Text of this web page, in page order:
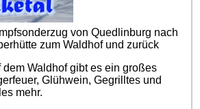
von Quedlinburg nach
zum Waldhof und zurück
dem Waldhof gibt es ein großes
Glühwein, Gegrilltes und
mehr.